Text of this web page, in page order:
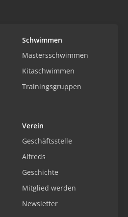
Schwimmen
Mastersschwimmen
Kitaschwimmen
Trainingsgruppen
Verein
Geschäftsstelle
Alfreds
Geschichte
Mitglied werden
Newsletter